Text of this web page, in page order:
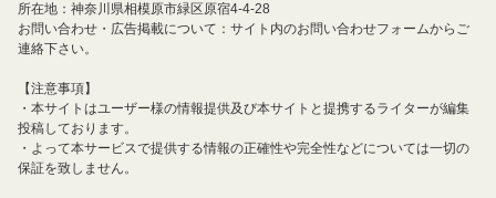
所在地：神奈川県相模原市緑区原宿4-4-28
お問い合わせ・広告掲載について：サイト内のお問い合わせフォームからご
連絡下さい。
【注意事項】
・本サイトはユーザー様の情報提供及び本サイトと提携するライターが編集
投稿しております。
・よって本サービスで提供する情報の正確性や完全性などについては一切の
保証を致しません。